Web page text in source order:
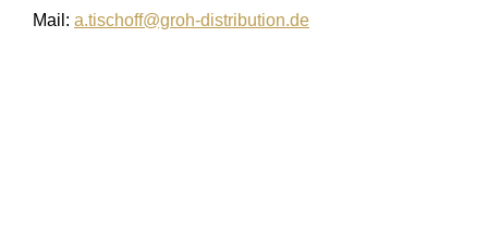
Mail: a.tischoff@groh-distribution.de